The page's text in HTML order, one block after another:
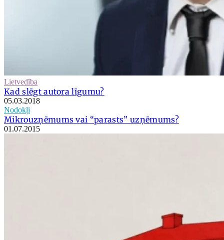
Lietvedība
Kad slēgt autora līgumu?
05.03.2018
Nodokļi
Mikrouzņēmums vai “parasts” uzņēmums?
01.07.2015